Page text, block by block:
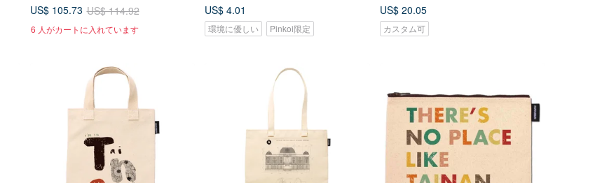
US$ 105.73 US$ 114.92
6 人がカートに入れています
US$ 4.01
環境に優しい Pinkoi限定
US$ 20.05
カスタム可